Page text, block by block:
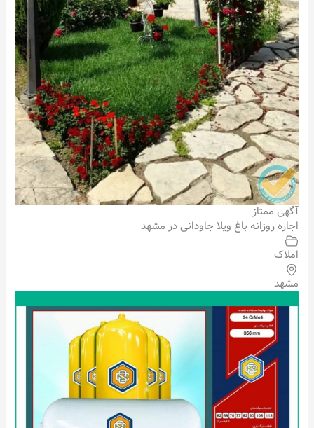
آگهی ممتاز
اجاره روزانه باغ ویلا جاودانی در مشهد
املاک
مشهد